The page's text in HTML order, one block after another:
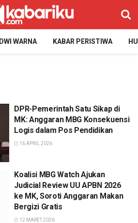
DWI WARNA KABAR PERISTIWA
DPR-Pemerintah Satu Sikap di
MK: Anggaran MBG Konsekuensi
Logis dalam Pos Pendidikan
16 APRIL 2026
Koalisi MBG Watch Ajukan
Judicial Review UU APBN 2026
ke MK, Soroti Anggaran Makan
Bergizi Gratis
12 MARET 2026